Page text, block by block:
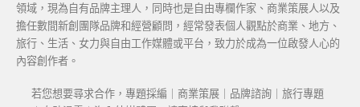
領域，現為自有品牌主理人，同時也是自由專欄作家、商業策展人以及
擔任數間新創團隊品牌和經營顧問，經常發表個人觀點於商業、地方、
旅行、生活、女力與自由工作媒體或平台，致力於成為一位啟發人心的
內容創作者。
若您想要尋求合作，專題採編｜商業策展｜品牌諮詢｜旅行專題